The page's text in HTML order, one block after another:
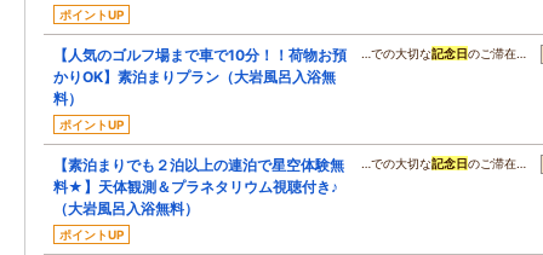
ポイントUP
【人気のゴルフ場まで車で10分！！荷物お預
かりOK】素泊まりプラン（大岩風呂入浴無
料）
ポイントUP
…での大切な記念日のご滞在…
【素泊まりでも２泊以上の連泊で星空体験無
料★】天体観測＆プラネタリウム視聴付き♪
（大岩風呂入浴無料）
ポイントUP
…での大切な記念日のご滞在…